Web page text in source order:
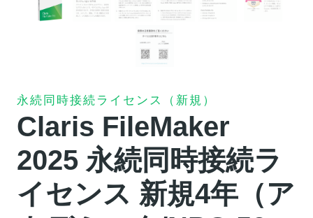
永続同時接続ライセンス（新規）
Claris FileMaker
2025 永続同時接続ラ
イセンス 新規4年（ア